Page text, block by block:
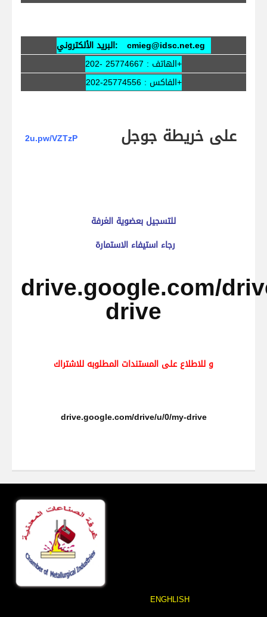
البريد الألكتروني: cmieg@idsc.net.eg
الهاتف : 25774667 -202+
الفاكس : 25774556-202+
2u.pw/VZTzP
للتسجيل بعضوية الغرفة
drive.google.com/
drive
drive.google.com/drive/u/0/my-drive
ENGHLISH